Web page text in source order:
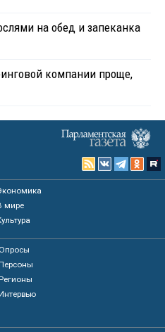
на обед и запеканка
компании проще,
мире
Опросы